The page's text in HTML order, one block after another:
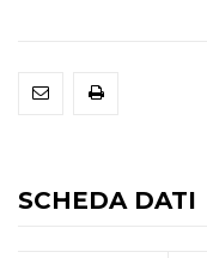
SCHEDA DATI